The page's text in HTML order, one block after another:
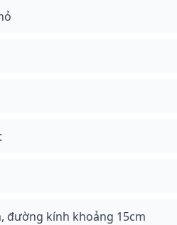
đường kính khoảng 15cm